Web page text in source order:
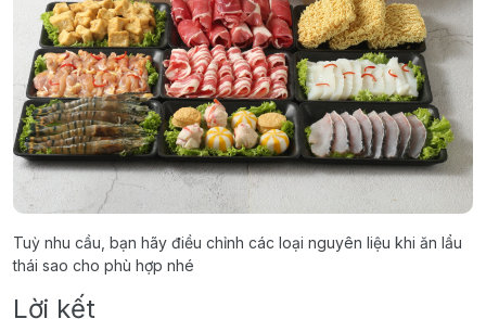
Tuỳ nhu cầu, bạn hãy điều chỉnh các loại nguyên liệu khi ăn lẩu
thái sao cho phù hợp nhé
Lời kết